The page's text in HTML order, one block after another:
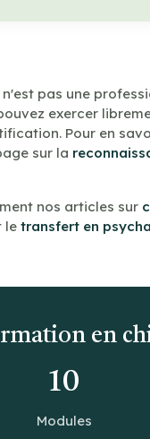
pas une
exercer
Pour en
sur la
nos articles sur
le transfert en
en
10
Modules